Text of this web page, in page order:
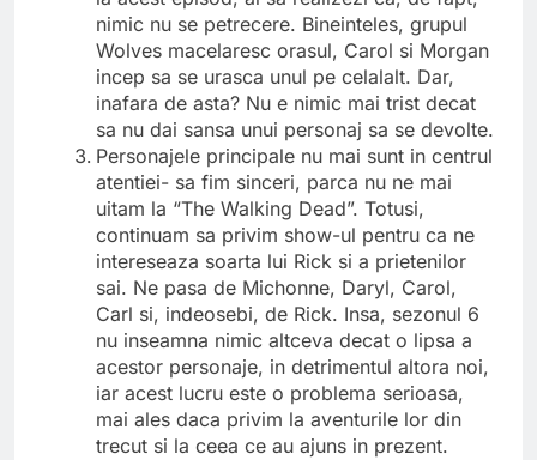
nimic nu se petrecere. Bineinteles, grupul
Wolves macelaresc orasul, Carol si Morgan
incep sa se urasca unul pe celalalt. Dar,
inafara de asta? Nu e nimic mai trist decat
sa nu dai sansa unui personaj sa se devolte.
Personajele principale nu mai sunt in centrul
atentiei- sa fim sinceri, parca nu ne mai
uitam la “The Walking Dead”. Totusi,
continuam sa privim show-ul pentru ca ne
intereseaza soarta lui Rick si a prietenilor
sai. Ne pasa de Michonne, Daryl, Carol,
Carl si, indeosebi, de Rick. Insa, sezonul 6
nu inseamna nimic altceva decat o lipsa a
acestor personaje, in detrimentul altora noi,
iar acest lucru este o problema serioasa,
mai ales daca privim la aventurile lor din
trecut si la ceea ce au ajuns in prezent.